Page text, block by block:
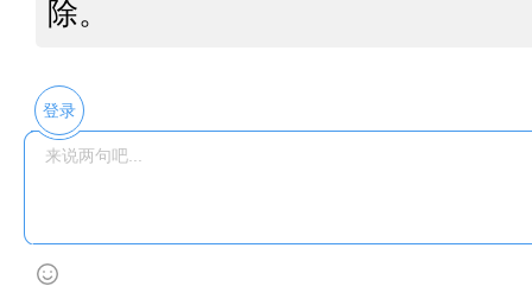
除。
登录